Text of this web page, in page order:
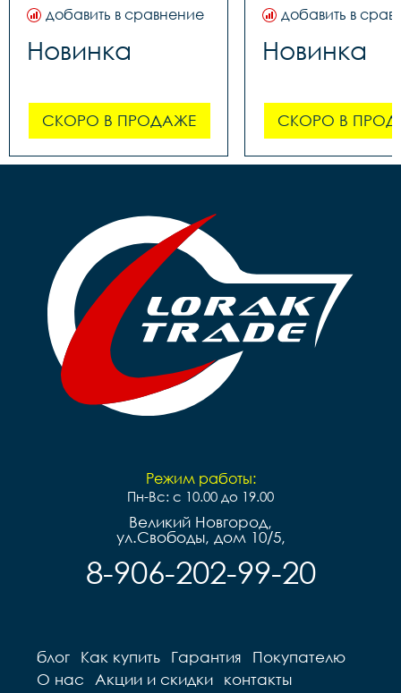
добавить в сравнение
Новинка
СКОРО В ПРОДАЖЕ
добавить в
Новинка
СКОРО В
Режим работы:
Пн-Вс: с 10.00 до 19.00
Великий Новгород,
ул.Свободы, дом 10/5,
8-906-202-99-20
блог Как купить Гарантия
Покупателю
О нас
Акции и скидки контакты